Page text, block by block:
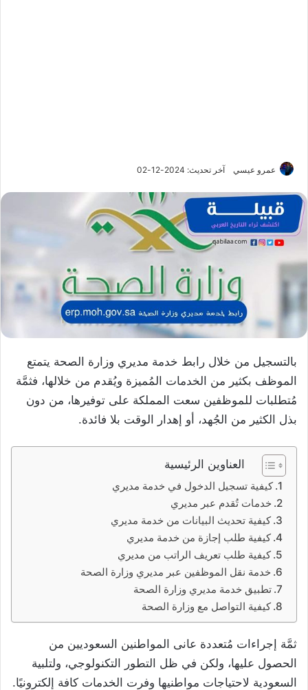
عمرو عيسي آخر تحديث: 2024-12-02
بالتسجيل من خلال رابط خدمة مديري وزارة الصحة يتمتع
الموظف بكثير من الخدمات المُميزة ويُقدم من خلالها، فثمَّة
مُتطلبات للموظفين سعت المملكة على توفيرها، من دون
بذل الكثير من الجُهد، أو إهدار الوقت بلا فائدة.
العناوين الرئيسية
كيفية تسجيل الدخول في خدمة مديري
خدمات تُقدم عبر مديري
كيفية تحديث البيانات من خدمة مديري
كيفية طلب إجازة من خدمة مديري
كيفية طلب تعريف الراتب من مديري
خدمة نقل الموظفين عبر مديري وزارة الصحة
تطبيق خدمة مديري وزارة الصحة
كيفية التواصل مع وزارة الصحة
ثمَّة إجراءات مُتعددة عانى المواطنين السعوديين من
الحصول عليها، ولكن في ظل التطور التكنولوجي، ولتلبية
السعودية لاحتياجات مواطنيها وفرت الخدمات كافة إلكترونيًا.